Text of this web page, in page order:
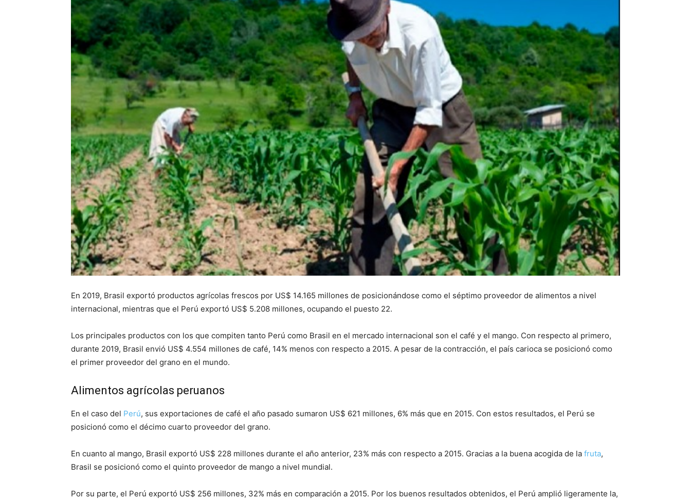
En 2019, Brasil exportó productos agrícolas frescos por US$ 14.165 millones de posicionándose como el séptimo proveedor de alimentos a nivel
internacional, mientras que el Perú exportó US$ 5.208 millones, ocupando el puesto 22.
Los principales productos con los que compiten tanto Perú como Brasil en el mercado internacional son el café y el mango. Con respecto al primero,
durante 2019, Brasil envió US$ 4.554 millones de café, 14% menos con respecto a 2015. A pesar de la contracción, el país carioca se posicionó como
el primer proveedor del grano en el mundo.
Alimentos agrícolas peruanos
En el caso del Perú, sus exportaciones de café el año pasado sumaron US$ 621 millones, 6% más que en 2015. Con estos resultados, el Perú se
posicionó como el décimo cuarto proveedor del grano.
En cuanto al mango, Brasil exportó US$ 228 millones durante el año anterior, 23% más con respecto a 2015. Gracias a la buena acogida de la fruta,
Brasil se posicionó como el quinto proveedor de mango a nivel mundial.
Por su parte, el Perú exportó US$ 256 millones, 32% más en comparación a 2015. Por los buenos resultados obtenidos, el Perú amplió ligeramente la,